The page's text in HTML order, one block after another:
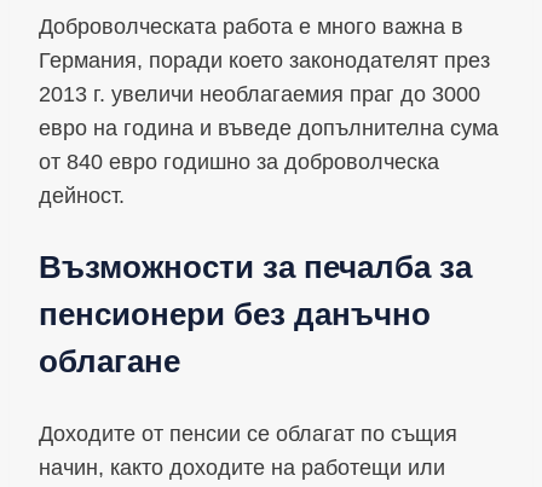
Доброволческата работа е много важна в
Германия, поради което законодателят през
2013 г. увеличи необлагаемия праг до 3000
евро на година и въведе допълнителна сума
от 840 евро годишно за доброволческа
дейност.
Възможности за печалба за
пенсионери без данъчно
облагане
Доходите от пенсии се облагат по същия
начин, както доходите на работещи или